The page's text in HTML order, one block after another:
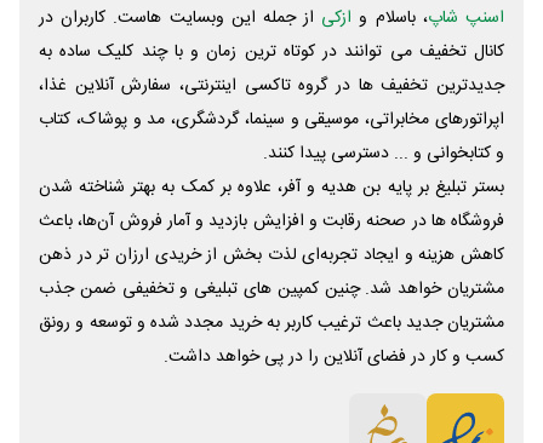
اسنپ شاپ، باسلام و ازکی از جمله این وبسایت ‌هاست. کاربران در
کانال تخفیف می توانند در کوتاه ترین زمان و با چند کلیک ساده به
جدیدترین تخفیف ها در گروه تاکسی اینترنتی، سفارش آنلاین غذا،
اپراتورهای مخابراتی، موسیقی و سینما، گردشگری، مد و پوشاک، کتاب
و کتابخوانی و ... دسترسی پیدا کنند.
بستر تبلیغ بر پایه بن هدیه و آفر، علاوه بر کمک به بهتر شناخته شدن
فروشگاه ها در صحنه رقابت و افزایش بازدید و آمار فروش آن‌ها، باعث
کاهش هزینه و ایجاد تجربه‌ای لذت بخش از خریدی ارزان تر در ذهن
مشتریان خواهد شد. چنین کمپین های تبلیغی و تخفیفی ضمن جذب
مشتریان جدید باعث ترغیب کاربر به خرید مجدد شده و توسعه و رونق
کسب و کار در فضای آنلاین را در پی خواهد داشت.